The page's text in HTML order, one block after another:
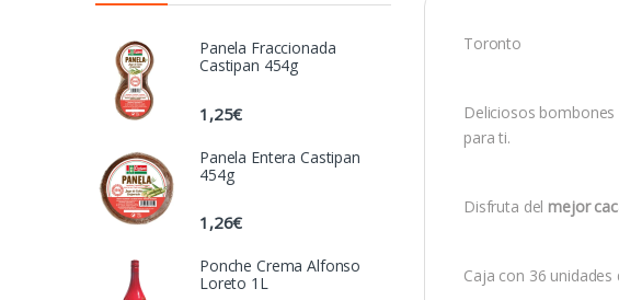
Toronto
Deliciosos
para ti.
Disfruta del mejor
Caja con 36 unidades
Panela Fraccionada
Castipan 454g
1,25€
Panela Entera Castipan
454g
1,26€
Ponche Crema Alfonso
Loreto 1L